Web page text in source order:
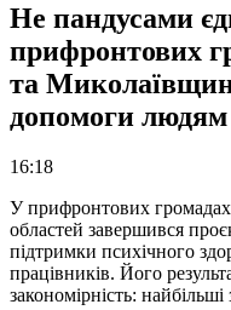
Не пандусами
прифронтових
та
допомоги людям
16:18
У прифронтових громадах
областей завершився
підтримки психічного
працівників. Його
закономірність: